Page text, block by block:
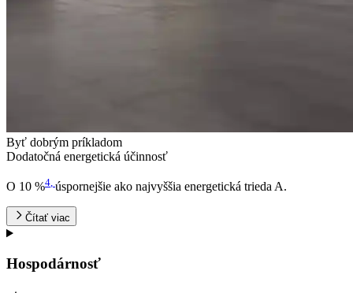
Byť dobrým príkladom
Dodatočná energetická účinnosť
O 10 %4, úspornejšie ako najvyššia energetická trieda A.
Čítať viac
Hospodárnosť